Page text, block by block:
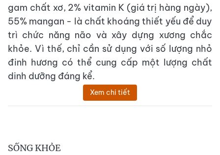
gam chất xơ, 2% vitamin K (giá trị hàng ngày),
55% mangan - là chất khoáng thiết yếu để duy
trì chức năng não và xây dựng xương chắc
khỏe. Vì thế, chỉ cần sử dụng với số lượng nhỏ
đinh hương có thể cung cấp một lượng chất
dinh dưỡng đáng kể.
Xem chi tiết
SỐNG KHỎE